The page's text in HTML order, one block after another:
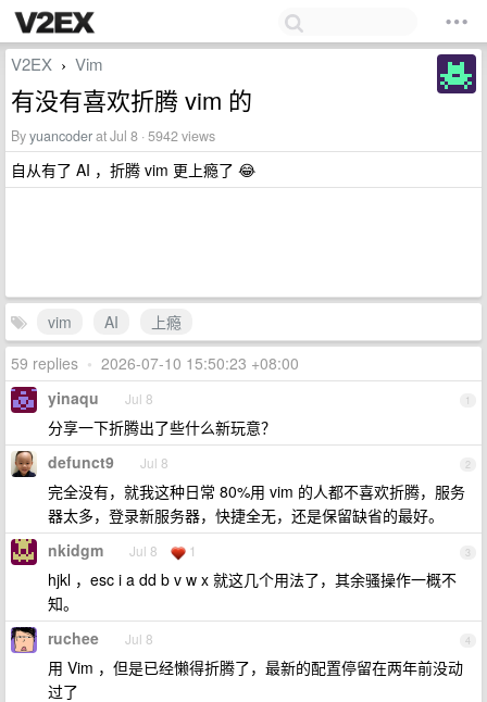
V2EX › Vim
有没有喜欢折腾 vim 的
Byyuancoderat Jul 8 · 5942 views
自从有了 AI ，折腾 vim 更上瘾了 😂
vim AI
上瘾
59 replies • 2026-07-10 15:50:23 +08:00
1
yinaqu Jul 8
分享一下折腾出了些什么新玩意？
2
defunct9 Jul 8
完全没有，就我这种日常 80%用 vim 的人都不喜欢折腾，服务
器太多，登录新服务器，快捷全无，还是保留缺省的最好。
3
nkidgm Jul 8 1
hjkl ，esc i a dd b v w x 就这几个用法了，其余骚操作一概不
知。
4
ruchee Jul 8
用 Vim ，但是已经懒得折腾了，最新的配置停留在两年前没动
过了